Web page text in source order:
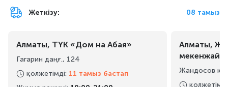
Жеткізу: 08 тамыз
Алматы, ТҮК «Дом на Абая»
Гагарин даңғ., 124
қолжетімді: 11 тамыз бастап
Алматы,
Жандосов
қолжетімді